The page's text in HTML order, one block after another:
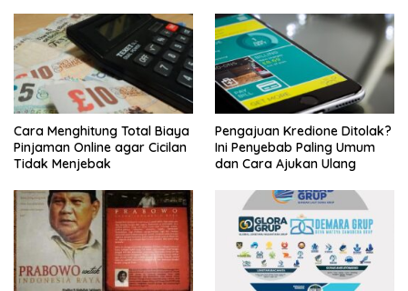
Cara Menghitung Total Biaya
Pinjaman Online agar Cicilan
Tidak Menjebak
Pengajuan Kredione Ditolak?
Ini Penyebab Paling Umum
dan Cara Ajukan Ulang